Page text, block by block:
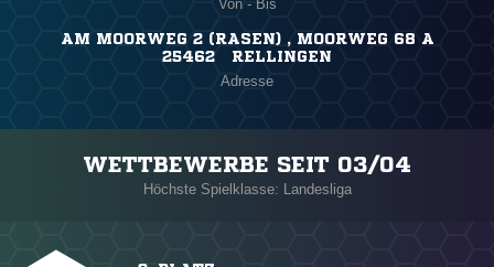
Von - Bis
AM MOORWEG 2 (RASEN) , MOORWEG 68 A
25462 RELLINGEN
Adresse
WETTBEWERBE SEIT 03/04
Höchste Spielklasse: Landesliga